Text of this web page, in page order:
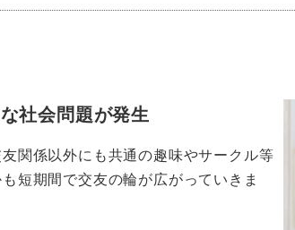
社会問題が発生
関係以外にも共通の趣味やサークル等
短期間で交友の輪が広がっていきま